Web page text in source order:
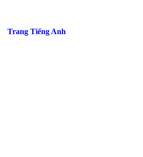
Trang Tiếng Anh